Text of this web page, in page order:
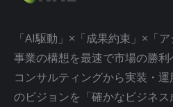
「AI駆動」×「成果約束」×「
事業の構想を最速で市場の勝利
コンサルティングから実装・
のビジョンを「確かなビジネ